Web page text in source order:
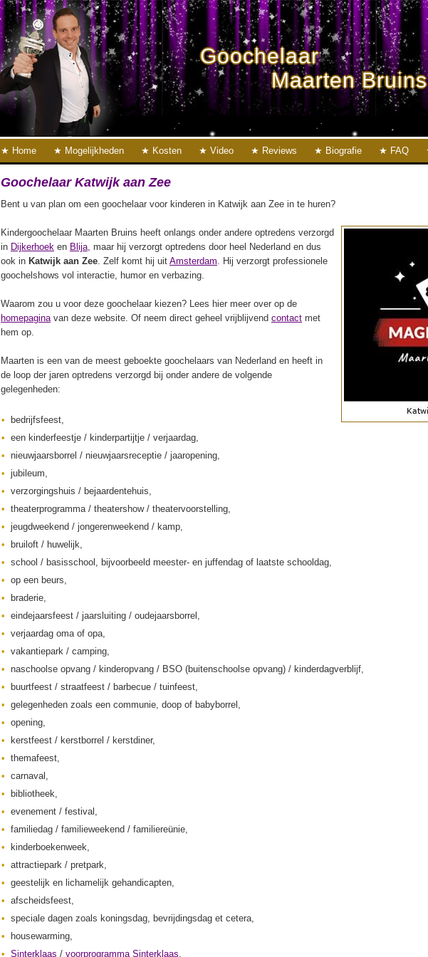
Goochelaar
Maarten Bruins
Home Mogelijkheden Kosten Video Reviews Biografie FAQ
Goochelaar Katwijk aan Zee
Bent u van plan om een goochelaar voor kinderen in Katwijk aan Zee in te huren?
Kindergoochelaar Maarten Bruins heeft onlangs onder andere optredens verzorgd
in Dijkerhoek en Blija, maar hij verzorgt optredens door heel Nederland en dus
ook in Katwijk aan Zee. Zelf komt hij uit Amsterdam. Hij verzorgt professionele
goochelshows vol interactie, humor en verbazing.
Waarom zou u voor deze goochelaar kiezen? Lees hier meer over op de
homepaginavan deze website. Of neem direct geheel vrijblijvend contact met
hem op.
Maarten is een van de meest geboekte goochelaars van Nederland en heeft in
de loop der jaren optredens verzorgd bij onder andere de volgende
gelegenheden:
bedrijfsfeest,
een kinderfeestje / kinderpartijtje / verjaardag,
nieuwjaarsborrel / nieuwjaarsreceptie / jaaropening,
jubileum,
verzorgingshuis / bejaardentehuis,
theaterprogramma / theatershow / theatervoorstelling,
jeugdweekend / jongerenweekend / kamp,
bruiloft / huwelijk,
school / basisschool, bijvoorbeeld meester- en juffendag of laatste schooldag,
op een beurs,
braderie,
eindejaarsfeest / jaarsluiting / oudejaarsborrel,
verjaardag oma of opa,
vakantiepark / camping,
naschoolse opvang / kinderopvang / BSO (buitenschoolse opvang) / kinderdagverblijf,
buurtfeest / straatfeest / barbecue / tuinfeest,
gelegenheden zoals een communie, doop of babyborrel,
opening,
kerstfeest / kerstborrel / kerstdiner,
themafeest,
carnaval,
bibliotheek,
evenement / festival,
familiedag / familieweekend / familiereünie,
kinderboekenweek,
attractiepark / pretpark,
geestelijk en lichamelijk gehandicapten,
afscheidsfeest,
speciale dagen zoals koningsdag, bevrijdingsdag et cetera,
housewarming,
Sinterklaas / voorprogramma Sinterklaas,